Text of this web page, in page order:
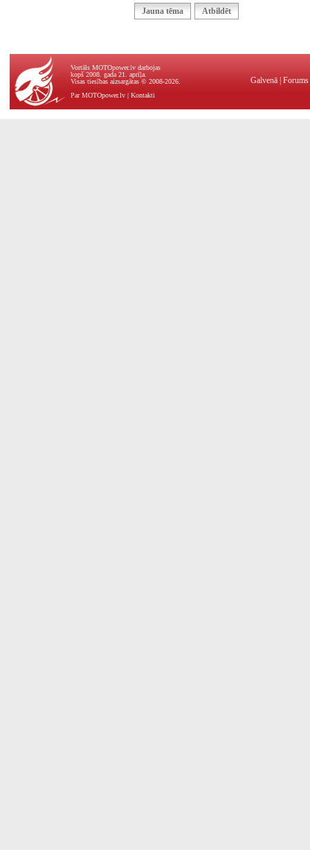
Jauna tēma Atbildēt
Vortāls MOTOpower.lv darbojas
kopš 2008. gada 21. aprīļa.
Visas tiesības aizsargātas © 2008-2026.
Par MOTOpower.lv | Kontakti
Galvenā Forums